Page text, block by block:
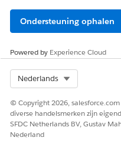
Ondersteuning ophalen
Powered by Experience Cloud
Nederlands
© Copyright 2026,
diverse handelsmerken zijn
SFDC Netherlands BV, Gustav
Nederland